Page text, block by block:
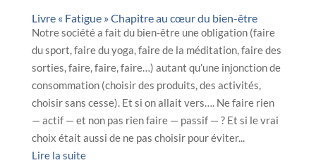
Livre « Fatigue » Chapitre au cœur du bien-être
Notre société a fait du bien-être une obligation (faire
du sport, faire du yoga, faire de la méditation, faire des
sorties, faire, faire, faire…) autant qu’une injonction de
consommation (choisir des produits, des activités,
choisir sans cesse). Et si on allait vers…. Ne faire rien
— actif — et non pas rien faire — passif — ? Et si le vrai
choix était aussi de ne pas choisir pour éviter...
Lire la suite